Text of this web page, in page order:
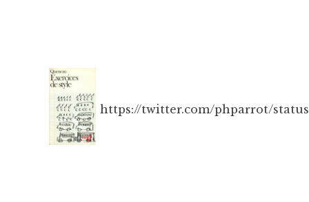
https://twitter.com/phparrot/status/